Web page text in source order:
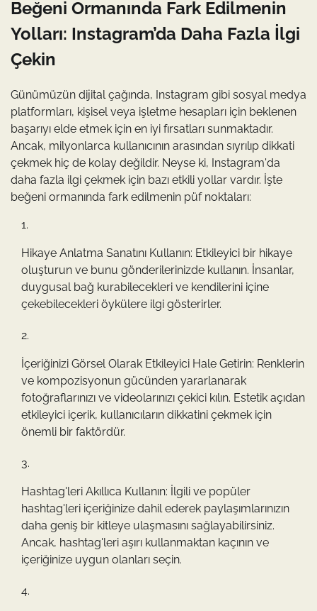
Beğeni Ormanında Fark Edilmenin
Yolları: Instagram’da Daha Fazla İlgi
Çekin
Günümüzün dijital çağında, Instagram gibi sosyal medya
platformları, kişisel veya işletme hesapları için beklenen
başarıyı elde etmek için en iyi fırsatları sunmaktadır.
Ancak, milyonlarca kullanıcının arasından sıyrılıp dikkati
çekmek hiç de kolay değildir. Neyse ki, Instagram'da
daha fazla ilgi çekmek için bazı etkili yollar vardır. İşte
beğeni ormanında fark edilmenin püf noktaları:
Hikaye Anlatma Sanatını Kullanın: Etkileyici bir hikaye
oluşturun ve bunu gönderilerinizde kullanın. İnsanlar,
duygusal bağ kurabilecekleri ve kendilerini içine
çekebilecekleri öykülere ilgi gösterirler.
İçeriğinizi Görsel Olarak Etkileyici Hale Getirin: Renklerin
ve kompozisyonun gücünden yararlanarak
fotoğraflarınızı ve videolarınızı çekici kılın. Estetik açıdan
etkileyici içerik, kullanıcıların dikkatini çekmek için
önemli bir faktördür.
Hashtag'leri Akıllıca Kullanın: İlgili ve popüler
hashtag'leri içeriğinize dahil ederek paylaşımlarınızın
daha geniş bir kitleye ulaşmasını sağlayabilirsiniz.
Ancak, hashtag'leri aşırı kullanmaktan kaçının ve
içeriğinize uygun olanları seçin.